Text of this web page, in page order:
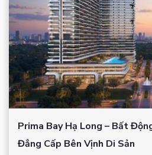
Prima Bay Hạ Long – Bất
Đẳng Cấp Bên Vịnh Di Sản